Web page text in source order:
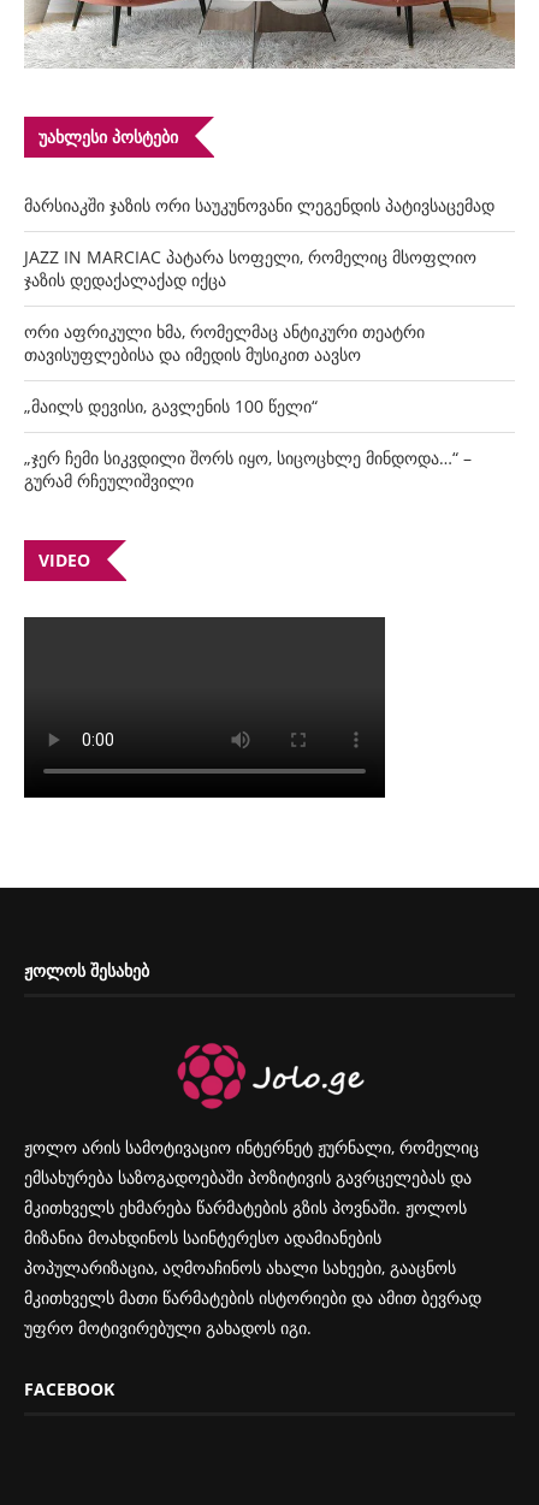
ᲣᲐᲮᲚᲔᲡᲘ ᲞᲝᲡᲢᲔᲑᲘ
მარსიაკში ჯაზის ორი საუკუნოვანი ლეგენდის პატივსაცემად
JAZZ IN MARCIAC პატარა სოფელი, რომელიც მსოფლიო
ჯაზის დედაქალაქად იქცა
ორი აფრიკული ხმა, რომელმაც ანტიკური თეატრი
თავისუფლებისა და იმედის მუსიკით აავსო
„მაილს დევისი, გავლენის 100 წელი“
„ჯერ ჩემი სიკვდილი შორს იყო, სიცოცხლე მინდოდა…“ –
გურამ რჩეულიშვილი
VIDEO
ᲟᲝᲚᲝᲡ ᲨᲔᲡᲐᲮᲔᲑ
ჟოლო არის სამოტივაციო ინტერნეტ ჟურნალი, რომელიც
ემსახურება საზოგადოებაში პოზიტივის გავრცელებას და
მკითხველს ეხმარება წარმატების გზის პოვნაში. ჟოლოს
მიზანია მოახდინოს საინტერესო ადამიანების
პოპულარიზაცია, აღმოაჩინოს ახალი სახეები, გააცნოს
მკითხველს მათი წარმატების ისტორიები და ამით ბევრად
უფრო მოტივირებული გახადოს იგი.
FACEBOOK